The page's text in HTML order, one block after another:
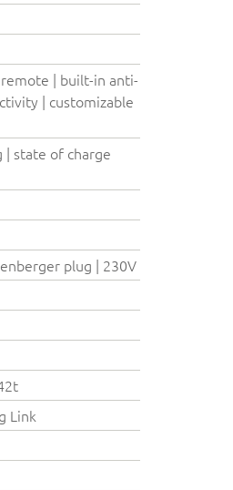
| built-in anti-
| customizable
| state of charge
plug | 230V
Link